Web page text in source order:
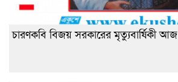
চারণকবি বিজয় সরকারের মৃত্যুবার্ষিকী আজ